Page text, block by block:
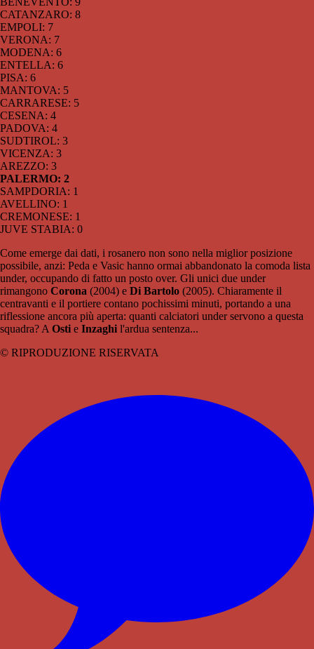
CATANZARO: 8
EMPOLI: 7
VERONA: 7
MODENA: 6
ENTELLA: 6
PISA: 6
MANTOVA: 5
CARRARESE: 5
CESENA: 4
PADOVA: 4
SUDTIROL: 3
VICENZA: 3
AREZZO: 3
PALERMO: 2
SAMPDORIA: 1
AVELLINO: 1
CREMONESE: 1
JUVE STABIA: 0
Come emerge dai dati, i rosanero non sono nella miglior posizione
possibile, anzi: Peda e Vasic hanno ormai abbandonato la comoda lista
under, occupando di fatto un posto over. Gli unici due under
rimangono Corona (2004) e Di Bartolo (2005). Chiaramente il
centravanti e il portiere contano pochissimi minuti, portando a una
riflessione ancora più aperta: quanti calciatori under servono a questa
squadra? AOsti e Inzaghi l'ardua sentenza...
© RIPRODUZIONE RISERVATA